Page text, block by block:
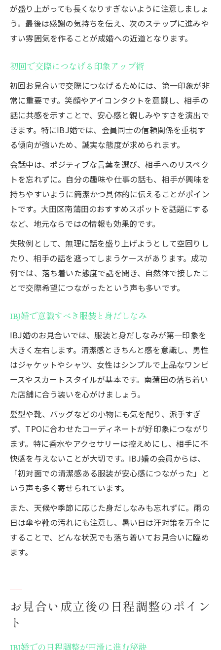
が盛り上がっても長くなりすぎないように注意しましょ
う。最後は感謝の気持ちを伝え、次のステップに進みや
すい雰囲気を作ることが成婚への近道となります。
初回で交際につなげる印象アップ術
初回お見合いで交際につなげるためには、第一印象が非
常に重要です。笑顔やアイコンタクトを意識し、相手の
話に共感を示すことで、安心感と親しみやすさを演出で
きます。特にIBJ婚では、会員同士の信頼関係を重視す
る傾向が強いため、誠実な態度が求められます。
会話中は、ポジティブな言葉を選び、相手へのリスペク
トを忘れずに。自分の趣味や仕事の話も、相手が興味を
持ちやすいように簡潔かつ具体的に伝えることがポイン
トです。大田区南蒲田のおすすめスポットを話題にする
など、地元ならではの情報も効果的です。
失敗例として、無理に話を盛り上げようとして空回りし
たり、相手の話を遮ってしまうケースがあります。成功
例では、落ち着いた態度で話を聞き、自然体で接したこ
とで交際希望につながったという声も多いです。
IBJ婚で意識すべき服装と身だしなみ
IBJ婚のお見合いでは、服装と身だしなみが第一印象を
大きく左右します。清潔感ときちんと感を意識し、男性
はジャケットやシャツ、女性はシンプルで上品なワンピ
ースやスカートスタイルが基本です。南蒲田の落ち着い
た店舗に合う装いを心がけましょう。
髪型や靴、バッグなどの小物にも気を配り、派手すぎ
ず、TPOに合わせたコーディネートが好印象につながり
ます。特に香水やアクセサリーは控えめにし、相手に不
快感を与えないことが大切です。IBJ婚の会員からは、
「初対面での清潔感ある服装が安心感につながった」と
いう声も多く寄せられています。
また、天候や季節に応じた身だしなみも忘れずに。雨の
日は傘や靴の汚れにも注意し、暑い日は汗対策を万全に
することで、どんな状況でも落ち着いてお見合いに臨め
ます。
お見合い成立後の日程調整のポイン
ト
IBJ婚での日程調整が円滑に進む秘訣